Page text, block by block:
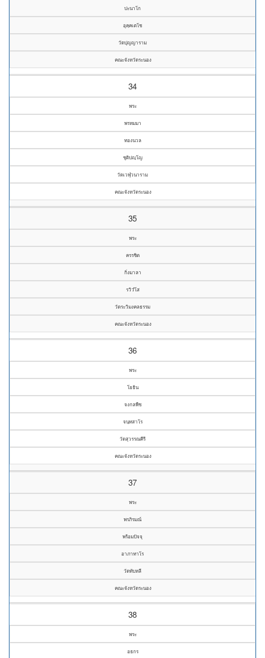
ปะนาโก
อุคฺคเตโช
วัดปุญญาราม
คณะจังหวัดระนอง
34
พระ
พรหมมา
ทองนวล
ชุติปญฺโญ
วัดเวฬุวนาราม
คณะจังหวัดระนอง
35
พระ
ครรชิต
กิ่งมาลา
รวิวํโส
วัดระวิมงคลธรรม
คณะจังหวัดระนอง
36
พระ
โยธิน
จงกลพืช
จนฺทสาโร
วัดสุวรรณคีรี
คณะจังหวัดระนอง
37
พระ
พรภิรมณ์
พร้อมปัจจุ
อาภาทาโร
วัดทับหลี
คณะจังหวัดระนอง
38
พระ
อธกร